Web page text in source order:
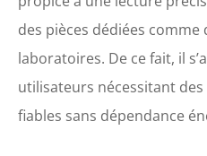
des pièces dédiées comme
laboratoires. De ce fait, il
utilisateurs nécessitant
fiables sans dépendance